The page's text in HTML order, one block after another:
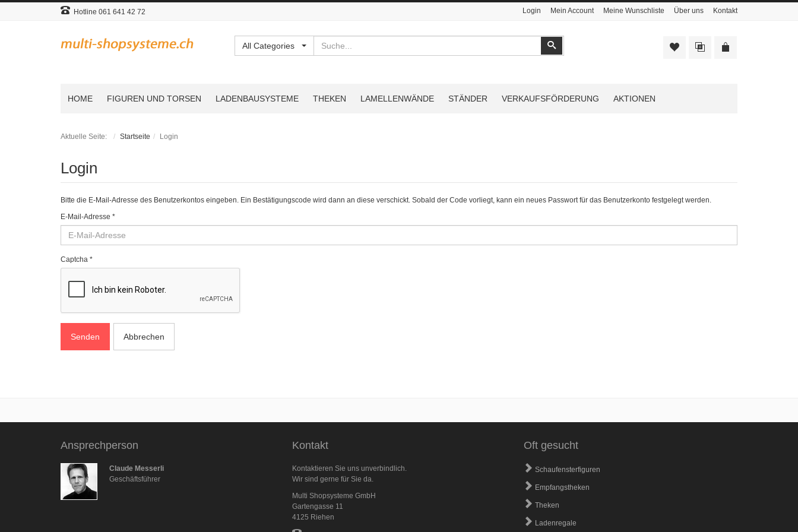
Hotline 061 641 42 72 Login Mein Account Meine Wunschliste Über uns Kontakt
All Categories Suchen
HOME FIGUREN UND TORSEN LADENBAUSYSTEME THEKEN LAMELLENWÄNDE STÄNDER VERKAUFSFÖRDERUNG AKTIONEN
Aktuelle Seite: Startseite Login
Login
Bitte die E-Mail-Adresse des Benutzerkontos eingeben. Ein Bestätigungscode wird dann an diese verschickt. Sobald der Code vorliegt, kann ein neues Passwort für das Benutzerkonto festgelegt werden.
E-Mail-Adresse *
Captcha *
Senden Abbrechen
Ansprechperson
Claude Messerli
Geschäftsführer
Kontakt
Kontaktieren Sie uns unverbindlich.
Wir sind gerne für Sie da.
Multi Shopsysteme GmbH
Gartengasse 11
4125 Riehen
Oft gesucht
Schaufensterfiguren
Empfangstheken
Theken
Ladenregale